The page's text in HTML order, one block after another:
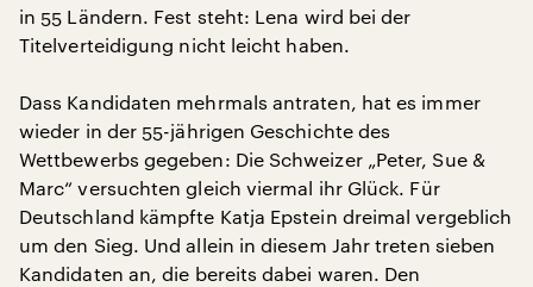
in 55 Ländern. Fest steht: Lena wird bei der
Titelverteidigung nicht leicht haben.
Dass Kandidaten mehrmals antraten, hat es immer
wieder in der 55-jährigen Geschichte des
Wettbewerbs gegeben: Die Schweizer „Peter, Sue &
Marc“ versuchten gleich viermal ihr Glück. Für
Deutschland kämpfte Katja Epstein dreimal vergeblich
um den Sieg. Und allein in diesem Jahr treten sieben
Kandidaten an, die bereits dabei waren. Den